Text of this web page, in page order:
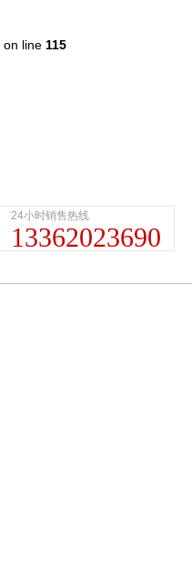
on line 115
24小时销售热线
13362023690